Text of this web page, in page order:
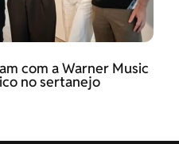
com a Warner Music
no sertanejo